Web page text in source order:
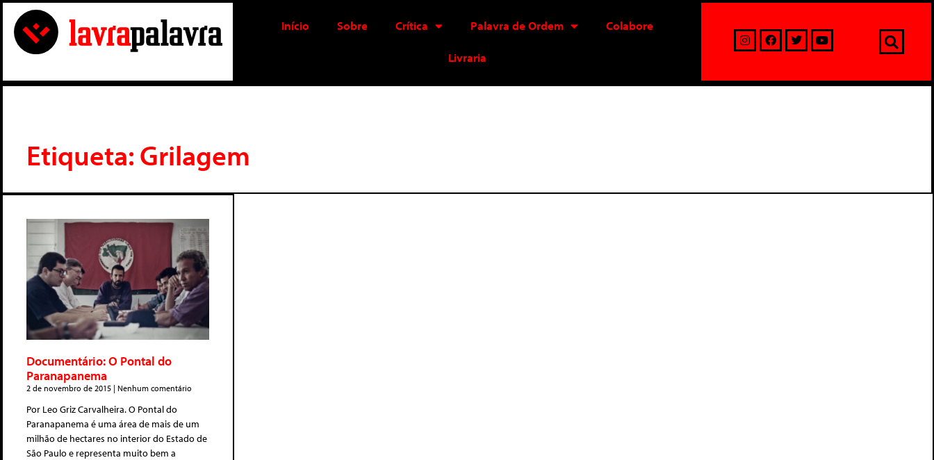
Início Sobre Crítica Palavra de Ordem Colabore
Livraria
Etiqueta: Grilagem
Documentário: O Pontal do
Paranapanema
2 de novembro de 2015 Nenhum comentário
Por Leo Griz Carvalheira. O Pontal do
Paranapanema é uma área de mais de um
milhão de hectares no interior do Estado de
São Paulo e representa muito bem a